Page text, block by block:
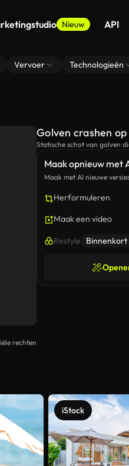
Nieuw API
Vervoer Technologieën
rechten
Maak opnieuw met
Maak met AI nieuwe
Herformuleren
Maak een video
Restyle
Golven crashen
Statische schot van golven
iStock